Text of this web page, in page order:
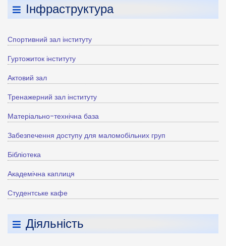
Інфраструктура
Спортивний зал інституту
Гуртожиток інституту
Актовий зал
Тренажерний зал інституту
Матеріально-технічна база
Забезпечення доступу для маломобільних груп
Бібліотека
Академічна каплиця
Студентське кафе
Діяльність